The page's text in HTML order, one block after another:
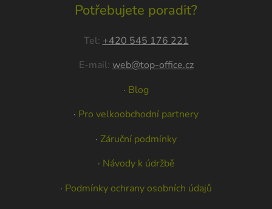
Potřebujete poradit?
Tel: +420 545 176 221
E-mail: web@top-office.cz
· Blog
· Pro velkoobchodní partnery
· Záruční podmínky
· Návody k údržbě
· Podmínky ochrany osobních údajů